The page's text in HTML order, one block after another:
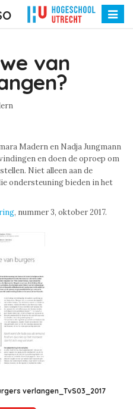
Toggle
van
Madern en Nadja Jungmann
en doen de oproep om
Niet alleen aan de
ondersteuning bieden in het
, nummer 3, oktober 2017.
verlangen_TvS03_2017